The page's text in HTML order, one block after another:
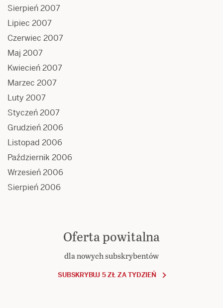
Sierpień 2007
Lipiec 2007
Czerwiec 2007
Maj 2007
Kwiecień 2007
Marzec 2007
Luty 2007
Styczeń 2007
Grudzień 2006
Listopad 2006
Październik 2006
Wrzesień 2006
Sierpień 2006
Oferta powitalna
dla nowych subskrybentów
SUBSKRYBUJ 5 ZŁ ZA TYDZIEŃ